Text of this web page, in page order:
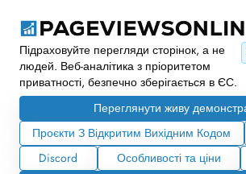
Підраховуйте перегляди сторінок, а не
людей. Веб-аналітика з пріоритетом
приватності, безпечно зберігається в ЄС.
Переглянути живу
Проєкти З Відкритим Вихідним Кодом
Discord
Особливості та ціни